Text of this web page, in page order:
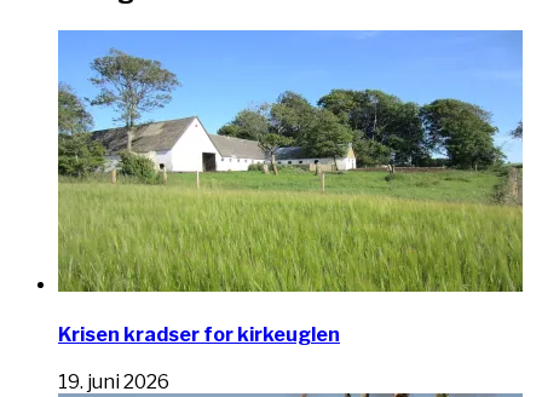
Krisen kradser for kirkeuglen
19. juni 2026